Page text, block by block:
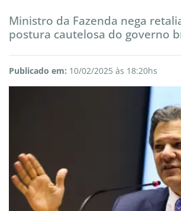
Ministro da Fazenda nega
postura cautelosa do governo
Publicado em: 10/02/2025 às 18:20hs